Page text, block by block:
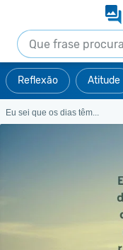
Reflexão Atitude
Eu sei que os dias têm...